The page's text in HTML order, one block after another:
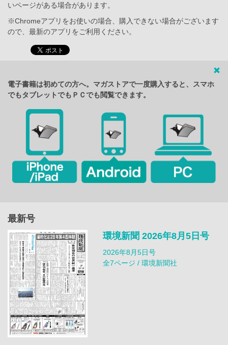
いページがある場合があります。
※Chromeアプリをお使いの場合、購入できない場合がございます
ので、最新のアプリをご利用ください。
電子書籍は初めての方へ。マガストアで一度購入すると、スマホ
でもタブレットでもＰＣでも閲覧できます。
最新号
環境新聞 2026年8月5日号
2026年8月5日号
全7ページ / 環境新聞社